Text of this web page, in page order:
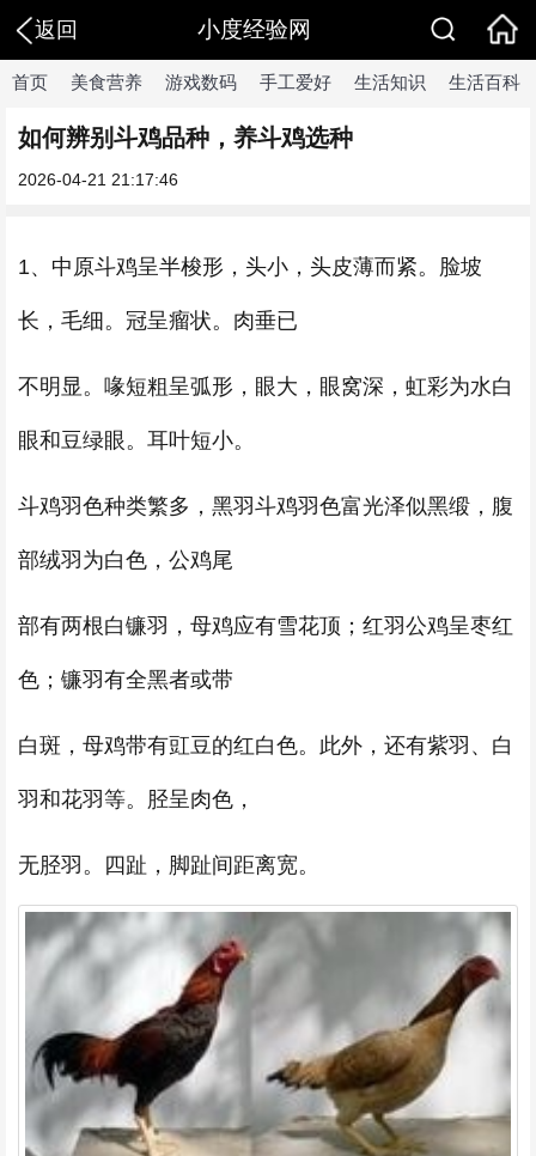
返回 小度经验网
首页 美食营养 游戏数码 手工爱好 生活知识 生活百科
如何辨别斗鸡品种，养斗鸡选种
2026-04-21 21:17:46
1、中原斗鸡呈半梭形，头小，头皮薄而紧。脸坡
长，毛细。冠呈瘤状。肉垂已
不明显。喙短粗呈弧形，眼大，眼窝深，虹彩为水白
眼和豆绿眼。耳叶短小。
斗鸡羽色种类繁多，黑羽斗鸡羽色富光泽似黑缎，腹
部绒羽为白色，公鸡尾
部有两根白镰羽，母鸡应有雪花顶；红羽公鸡呈枣红
色；镰羽有全黑者或带
白斑，母鸡带有豇豆的红白色。此外，还有紫羽、白
羽和花羽等。胫呈肉色，
无胫羽。四趾，脚趾间距离宽。